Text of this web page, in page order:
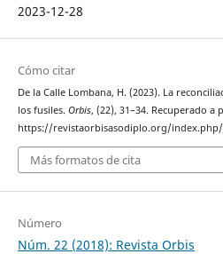
2023-12-28
Cómo citar
De la Calle Lombana, H. (2023). La
los fusiles. Orbis, (22), 31–34. Recuperado a
https://revistaorbisasodiplo.org/
Más formatos de cita
Número
Núm. 22 (2018): Revista Orbis